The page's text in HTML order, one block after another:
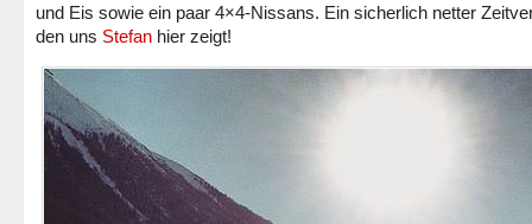
und Eis sowie ein paar 4×4-Nissans. Ein sicherlich netter
den uns Stefan hier zeigt!